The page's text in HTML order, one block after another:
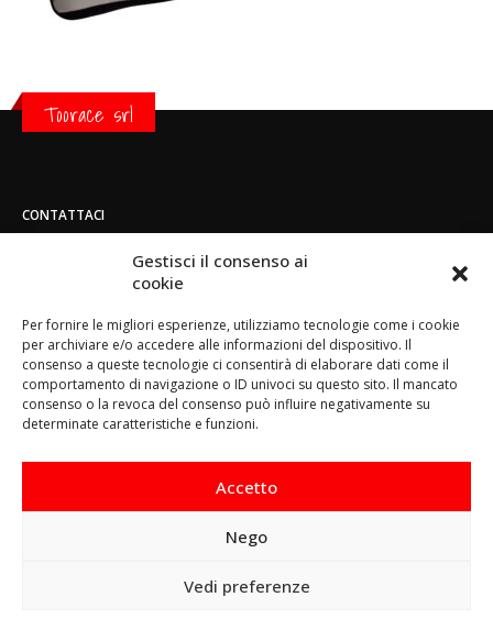
Gestisci il consenso ai
cookie
Per fornire le migliori esperienze, utilizziamo tecnologie come i cookie
per archiviare e/o accedere alle informazioni del dispositivo. Il
consenso a queste tecnologie ci consentirà di elaborare dati come il
comportamento di navigazione o ID univoci su questo sito. Il mancato
consenso o la revoca del consenso può influire negativamente su
determinate caratteristiche e funzioni.
Accetto
Nego
Vedi preferenze
Toorace srl
CONTATTACI
Strada di San Mauro 236/B - 10156 - Torino
(+39) 011.800.49.59
Email:
info@toorace.it
Orario di lavoro:
navigare si considera accettato il loro utilizzo.